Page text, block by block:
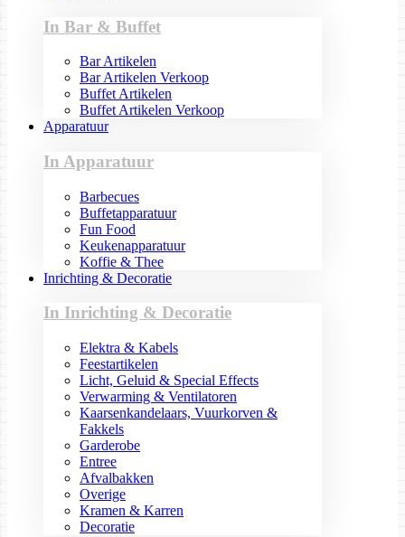
In Bar & Buffet
Bar Artikelen
Bar Artikelen Verkoop
Buffet Artikelen
Buffet Artikelen Verkoop
Apparatuur
In Apparatuur
Barbecues
Buffetapparatuur
Fun Food
Keukenapparatuur
Koffie & Thee
Inrichting & Decoratie
In Inrichting & Decoratie
Elektra & Kabels
Feestartikelen
Licht, Geluid & Special Effects
Verwarming & Ventilatoren
Kaarsenkandelaars, Vuurkorven &
Fakkels
Garderobe
Entree
Afvalbakken
Overige
Kramen & Karren
Decoratie